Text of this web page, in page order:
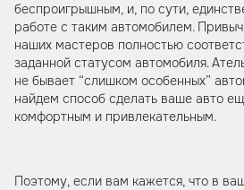
беспроигрышным, и, по сути,
работе с таким автомобилем.
наших мастеров полностью
заданной статусом автомобиля.
не бывает “слишком особенных”
найдем способ сделать ваше авто
комфортным и привлекательным.
Поэтому, если вам кажется, что в